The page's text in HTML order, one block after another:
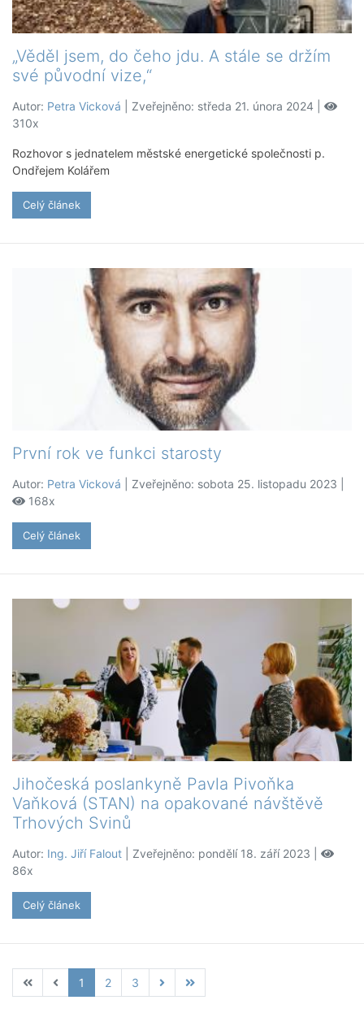
„Věděl jsem, do čeho jdu. A stále se držím
své původní vize,“
Autor: Petra Vicková | Zveřejněno: středa 21. února 2024 |
310x
Rozhovor s jednatelem městské energetické společnosti p.
Ondřejem Kolářem
Celý článek
První rok ve funkci starosty
Autor: Petra Vicková | Zveřejněno: sobota 25. listopadu 2023 |
168x
Celý článek
Jihočeská poslankyně Pavla Pivoňka
Vaňková (STAN) na opakované návštěvě
Trhových Svinů
Autor: Ing. Jiří Falout | Zveřejněno: pondělí 18. září 2023 |
86x
Celý článek
1 2 3